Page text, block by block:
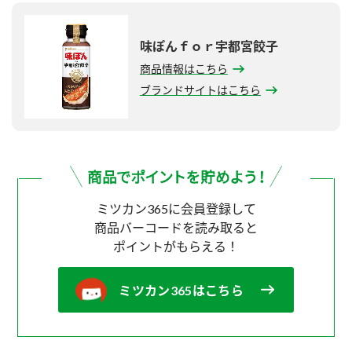
味ぽんｆｏｒ宇都宮餃子
商品情報はこちら
ブランドサイトはこちら
ミツカン365に会員登録して
商品バーコードを読み取ると
ポイントがもらえる！
ミツカン365はこちら